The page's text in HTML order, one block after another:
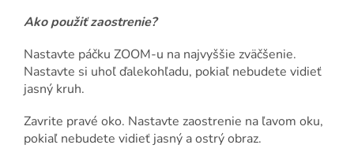
Ako použiť zaostrenie?
Nastavte páčku ZOOM-u na najvyššie zväčšenie.
Nastavte si uhoľ ďalekohľadu, pokiaľ nebudete vidieť
jasný kruh.
Zavrite pravé oko. Nastavte zaostrenie na ľavom oku,
pokiaľ nebudete vidieť jasný a ostrý obraz.